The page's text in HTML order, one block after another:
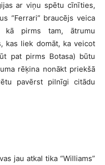
ar viņu spētu cīnīties,
“Ferrari” braucējs veica
kā pirms tam, ātrumu
kas liek domāt, ka veicot
pat pirms Botasa) būtu
rēķina nonākt priekšā
pavērst pilnīgi citādu
jau atkal tika “Williams”